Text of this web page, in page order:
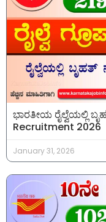
ಭಾರತೀಯ ರೈಲ್ವೆಯಲ್ಲಿ
Recruitment 2026
January 31, 2026